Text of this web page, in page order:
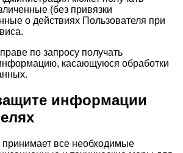
(без привязки
о действиях Пользователя при
по запросу получать
касающуюся обработки
информации
все необходимые